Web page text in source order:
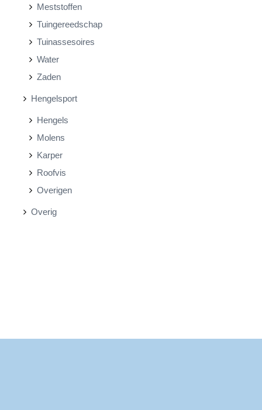
Meststoffen
Tuingereedschap
Tuinassesoires
Water
Zaden
Hengelsport
Hengels
Molens
Karper
Roofvis
Overigen
Overig